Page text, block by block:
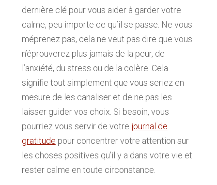
dernière clé pour vous aider à garder votre
calme, peu importe ce qu’il se passe. Ne vous
méprenez pas, cela ne veut pas dire que vous
n’éprouverez plus jamais de la peur, de
l’anxiété, du stress ou de la colère. Cela
signifie tout simplement que vous seriez en
mesure de les canaliser et de ne pas les
laisser guider vos choix. Si besoin, vous
pourriez vous servir de votre journal de
gratitude pour concentrer votre attention sur
les choses positives qu’il y a dans votre vie et
rester calme en toute circonstance.